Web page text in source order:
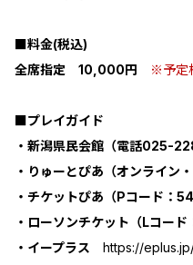
■料金(税込)
全席指定 10,000円 ※予定
■プレイガイド
・新潟県民会館（電話025-
・りゅーとぴあ（オンライン
・チケットぴあ（Pコード：
・ローソンチケット（Lコー
・イープラス https://